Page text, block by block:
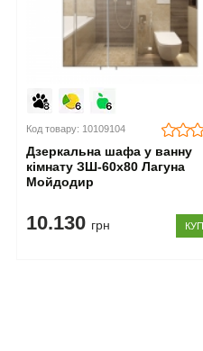
Код товару: 10109104
Дзеркальна шафа у ванну
кімнату ЗШ-60x80 Лагуна
Мойдодир
10.130 грн